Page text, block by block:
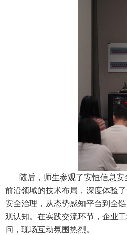
随后，师生参观了安恒信息
前沿领域的技术布局，深度体验
安全治理，从态势感知平台到全
观认知。在实践交流环节，企业
问，现场互动氛围热烈。